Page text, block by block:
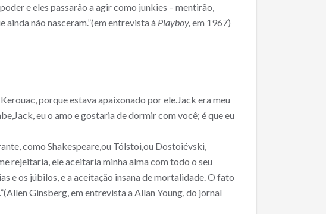
e eles passarão a agir como junkies – mentirão,
não nasceram.”(em entrevista à Playboy, em 1967)
porque estava apaixonado por ele.Jack era meu
eu o amo e gostaria de dormir com você; é que eu
como Shakespeare,ou Tólstoi,ou Dostoiévski,
rejeitaria, ele aceitaria minha alma com todo o seu
e os júbilos, e a aceitação insana de mortalidade. O fato
Ginsberg, em entrevista a Allan Young, do jornal